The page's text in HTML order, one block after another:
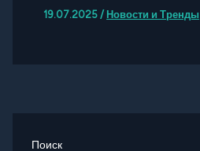
19.07.2025 / Новости и Тренды
Поиск